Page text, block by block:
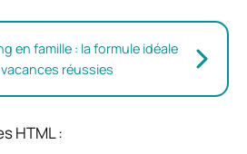
en famille : la formule idéale
réussies
HTML :